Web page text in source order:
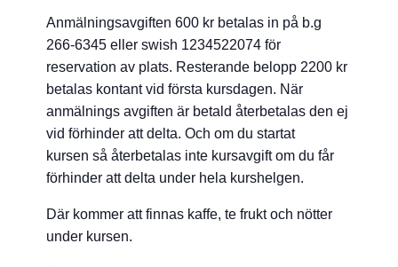
Anmälningsavgiften 600 kr betalas in på b.g
266-6345 eller swish 1234522074 för
reservation av plats. Resterande belopp 2200 kr
betalas kontant vid första kursdagen. När
anmälnings avgiften är betald återbetalas den ej
vid förhinder att delta. Och om du startat
kursen så återbetalas inte kursavgift om du får
förhinder att delta under hela kurshelgen.
Där kommer att finnas kaffe, te frukt och nötter
under kursen.